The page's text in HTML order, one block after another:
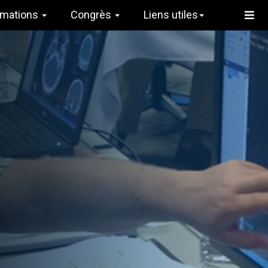
Congrès Liens utiles